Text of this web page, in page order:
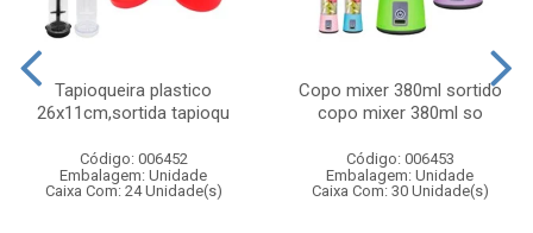
Tapioqueira plastico
26x11cm,sortida tapioqu
Código: 006452
Embalagem: Unidade
Caixa Com: 24 Unidade(s)
Copo mixer 380ml sortido
copo mixer 380ml so
Código: 006453
Embalagem: Unidade
Caixa Com: 30 Unidade(s)